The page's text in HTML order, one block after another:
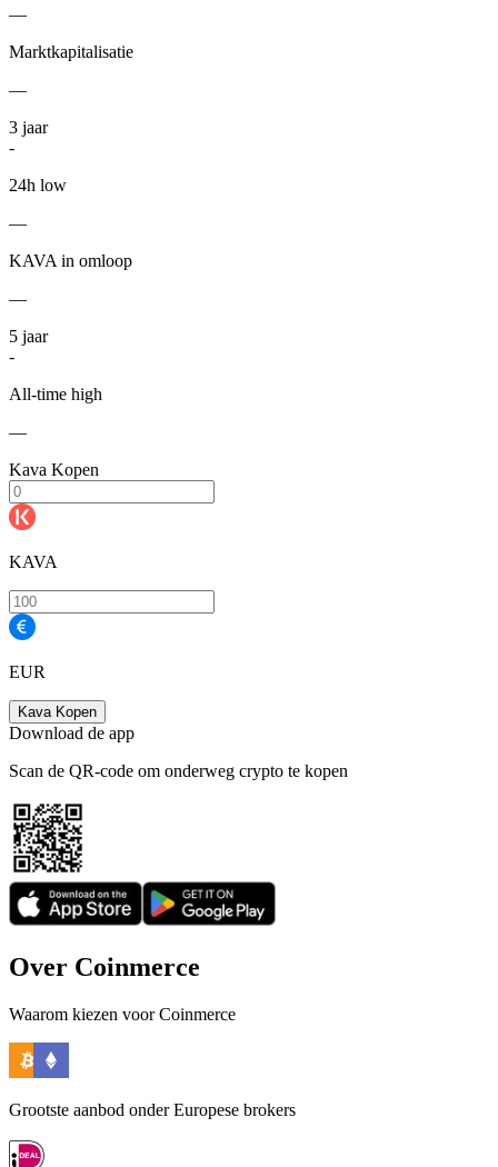
—
Marktkapitalisatie
—
3 jaar
-
24h low
—
KAVA in omloop
—
5 jaar
-
All-time high
—
Kava Kopen
KAVA
EUR
Kava Kopen
Download de app
Scan de QR-code om onderweg crypto te kopen
Over Coinmerce
Waarom kiezen voor Coinmerce
Grootste aanbod onder Europese brokers